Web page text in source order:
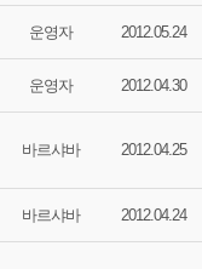
운영자 2012.05.24
운영자 2012.04.30
바르샤바 2012.04.25
바르샤바 2012.04.24